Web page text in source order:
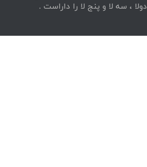
دولا ، سه لا و پنج لا را داراست .